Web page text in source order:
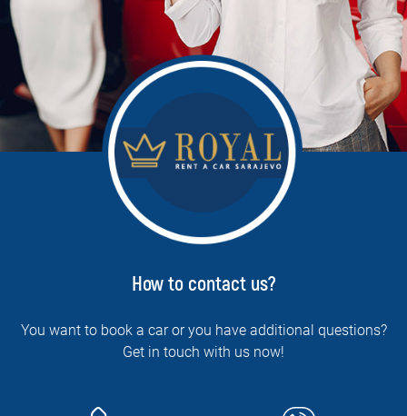
How to contact us?
You want to book a car or you have additional questions?
Get in touch with us now!